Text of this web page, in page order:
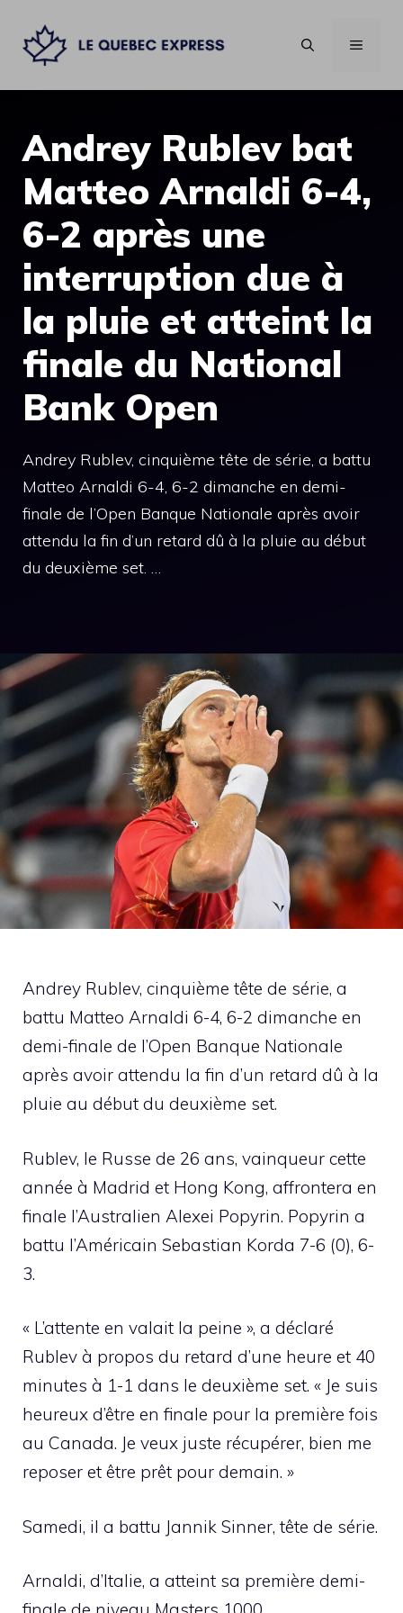
contenu
MENU
Andrey Rublev bat
Matteo Arnaldi 6-4,
6-2 après une
interruption due à
la pluie et atteint la
finale du National
Bank Open
Andrey Rublev, cinquième tête de série, a battu
Matteo Arnaldi 6-4, 6-2 dimanche en demi-
finale de l’Open Banque Nationale après avoir
attendu la fin d’un retard dû à la pluie au début
du deuxième set. …
Andrey Rublev, cinquième tête de série, a
battu Matteo Arnaldi 6-4, 6-2 dimanche en
demi-finale de l’Open Banque Nationale
après avoir attendu la fin d’un retard dû à la
pluie au début du deuxième set.
Rublev, le Russe de 26 ans, vainqueur cette
année à Madrid et Hong Kong, affrontera en
finale l’Australien Alexei Popyrin. Popyrin a
battu l’Américain Sebastian Korda 7-6 (0), 6-
3.
« L’attente en valait la peine », a déclaré
Rublev à propos du retard d’une heure et 40
minutes à 1-1 dans le deuxième set. « Je suis
heureux d’être en finale pour la première fois
au Canada. Je veux juste récupérer, bien me
reposer et être prêt pour demain. »
Samedi, il a battu Jannik Sinner, tête de série.
Arnaldi, d’Italie, a atteint sa première demi-